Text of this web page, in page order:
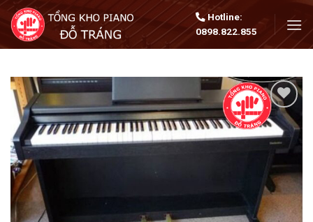
Skip
content
Hotline:
0898.822.855
Add
to
wishlist